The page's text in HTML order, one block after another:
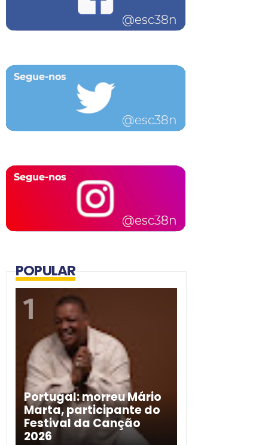
POPULAR
Portugal: morreu Mário
Marta, participante do
Festival da Canção
2026